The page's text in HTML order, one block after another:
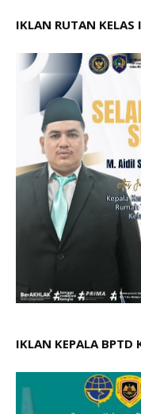
IKLAN RUTAN KELAS
IKLAN KEPALA BPTD